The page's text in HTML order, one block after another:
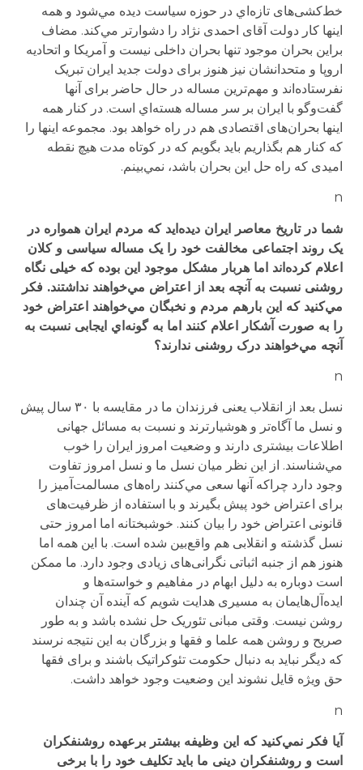
خط‌کشی‌های تازه‌‌اي در حوزه سیاست دیده مي‌شود و همه
اینها کار دولت آقای احمدی نژاد را دشوارتر مي‌کند. مضاف
براین بحران موجود تنها بحران داخلی نیست و آمریکا و اتحادیه
اروپا و متحدانشان نیز هنوز برای دولت جدید ایران تبریک
نفرستاده‌اند و مهم‌ترین مساله در حال حاضر برای آنها
گفت‌وگو با ایران بر سر مساله هسته‌‌اي است. در کنار همه
اینها بحران‌های اقتصادی هم در راه خواهد بود. مجموعه اینها را
که کنار هم بگذاریم باید بگویم که در کوتاه مدت هیچ نقطه
امیدی که راه حل این بحران باشد، نمي‌بینم.
n
شما در تاریخ معاصر ایران دیده‌اید که مردم ایران همواره در
یک روند اجتماعی مخالفت خود را یک مساله سیاسی و کلان
اعلام کرده‌اند اما هربار مشکل موجود این بوده که خیلی نگاه
روشنی نسبت به آنچه بعد از اعتراض مي‌خواهند نداشتند. فکر
مي‌کنید که این بارهم مردم و نخبگان مي‌خواهند اعتراض خود
را به صورت آشکار اعلام کنند اما به گونه‌‌اي ایجابی نسبت به
آنچه مي‌خواهند درک روشنی ندارند؟
n
نسل بعد از انقلاب یعنی فرزندان ما در مقایسه با ۳۰ سال پیش
و نسل ما آگاه‌تر و هوشیارترند و نسبت به مسائل جهانی
اطلاعات بیشتری دارند و وضعیت امروز ایران را خوب
مي‌شناسند. از این نظر میان نسل ما و نسل امروز تفاوت
وجود دارد چراکه آنها سعی مي‌کنند راه‌های مسالمت‌آمیز را
برای اعتراض خود پیش بگیرند و با استفاده از ظرفیت‌های
قانونی اعتراض خود را بیان کنند. خوشبختانه اما امروز حتی
نسل گذشته و انقلابی هم واقع‌بین شده است. با ‌این همه اما
هنوز هم از جنبه اثباتی نگرانی‌های زیادی وجود دارد. ما ممکن
است دوباره به دلیل ابهام در مفاهیم و خواسته‌ها و
ایده‌آل‌هایمان به مسیری هدایت شویم که آینده آن چندان
روشن نیست. وقتی مبانی تئوریک حل نشده باشد و به طور
صریح و روشن همه علما و فقها و بزرگان به این نتیجه نرسند
که دیگر نباید به دنبال حکومت تئوکراتیک باشند و برای فقها
حق ویژه قایل نشوند این وضعیت وجود خواهد داشت.
n
آیا فکر نمي‌کنید که این وظیفه بیشتر برعهده روشنفکران
است و روشنفکران دینی ما باید تکلیف خود را با برخی